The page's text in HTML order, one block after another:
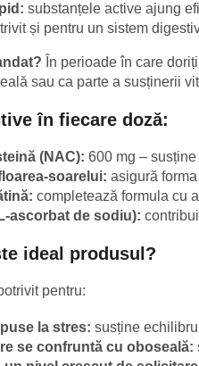
substanțele active ajung
și pentru un sistem
În perioade în care
sau ca parte a susținerii
în fiecare doză:
(NAC): 600 mg –
soarelui: asigură
completează formula cu
ascorbat de sodiu):
ideal produsul?
pentru:
la stres: susține
se confruntă cu oboseală: